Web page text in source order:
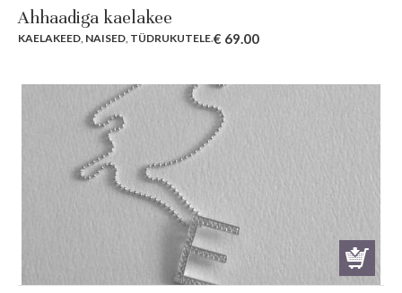
Ahhaadiga kaelakee
KAELAKEED NAISED TÜDRUKUTELE.€ 69.00